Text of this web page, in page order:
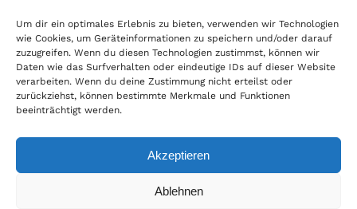
Um dir ein optimales Erlebnis zu bieten, verwenden wir Technologien
wie Cookies, um Geräteinformationen zu speichern und/oder darauf
zuzugreifen. Wenn du diesen Technologien zustimmst, können wir
Daten wie das Surfverhalten oder eindeutige IDs auf dieser Website
verarbeiten. Wenn du deine Zustimmung nicht erteilst oder
zurückziehst, können bestimmte Merkmale und Funktionen
beeinträchtigt werden.
Akzeptieren
Ablehnen
Der Händlerbund setzt sich für sicheren und
erfolgreichen E-Commerce ein. Auch wir sind wie
viele Onlineshops im Netz Mitglied im Händlerbund
und unterstützen fairen Onlinehandel.